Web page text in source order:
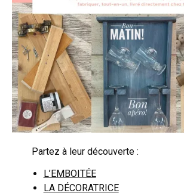
Partez à leur découverte :
L’EMBOITÉE
LA DÉCORATRICE